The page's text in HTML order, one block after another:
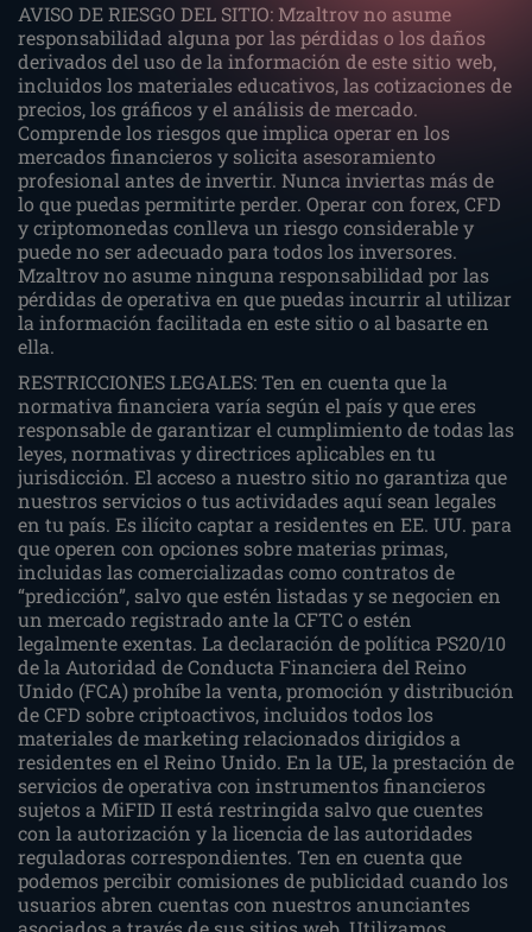
AVISO DE RIESGO DEL SITIO: Mzaltrov no asume
responsabilidad alguna por las pérdidas o los daños
derivados del uso de la información de este sitio web,
incluidos los materiales educativos, las cotizaciones de
precios, los gráficos y el análisis de mercado.
Comprende los riesgos que implica operar en los
mercados financieros y solicita asesoramiento
profesional antes de invertir. Nunca inviertas más de
lo que puedas permitirte perder. Operar con forex, CFD
y criptomonedas conlleva un riesgo considerable y
puede no ser adecuado para todos los inversores.
Mzaltrov no asume ninguna responsabilidad por las
pérdidas de operativa en que puedas incurrir al utilizar
la información facilitada en este sitio o al basarte en
ella.
RESTRICCIONES LEGALES: Ten en cuenta que la
normativa financiera varía según el país y que eres
responsable de garantizar el cumplimiento de todas las
leyes, normativas y directrices aplicables en tu
jurisdicción. El acceso a nuestro sitio no garantiza que
nuestros servicios o tus actividades aquí sean legales
en tu país. Es ilícito captar a residentes en EE. UU. para
que operen con opciones sobre materias primas,
incluidas las comercializadas como contratos de
“predicción”, salvo que estén listadas y se negocien en
un mercado registrado ante la CFTC o estén
legalmente exentas. La declaración de política PS20/10
de la Autoridad de Conducta Financiera del Reino
Unido (FCA) prohíbe la venta, promoción y distribución
de CFD sobre criptoactivos, incluidos todos los
materiales de marketing relacionados dirigidos a
residentes en el Reino Unido. En la UE, la prestación de
servicios de operativa con instrumentos financieros
sujetos a MiFID II está restringida salvo que cuentes
con la autorización y la licencia de las autoridades
reguladoras correspondientes. Ten en cuenta que
podemos percibir comisiones de publicidad cuando los
usuarios abren cuentas con nuestros anunciantes